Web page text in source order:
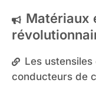
Matériaux
Les
conducteurs de